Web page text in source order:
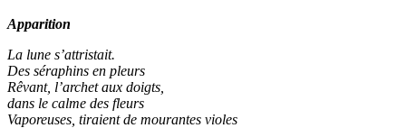
Apparition
La lune s’attristait.
Des séraphins en pleurs
Rêvant, l’archet aux doigts,
dans le calme des fleurs
Vaporeuses, tiraient de mourantes violes